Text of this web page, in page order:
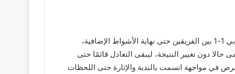
اتجهت مباراة باريس سان جيرمان وأرسنال إلى ركلات الترجيح لحسم هوية بطل دوري أبطال أوروبا بعدما استمر التعادل الإيجابي 1-1 بين الفريقين حتى نهاية الأشواط الإضافية،
دون تغيير النتيجة، ليبقى التعادل قائمًا حتى
120 دقيقة حيث تبادل الفريقان السيطرة والفرص في مواجهة اتسمت بالندية والإثارة حتى اللحظات